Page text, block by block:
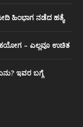
ಹಿಂಭಾಗ ನಡೆದ ಹತ್ಯೆ
– ಎಲ್ಲವೂ ಉಚಿತ
ಇವರ ಬಗ್ಗೆ